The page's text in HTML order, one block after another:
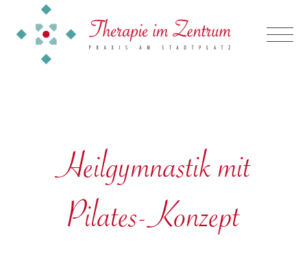
Heilgymnastik mit
Pilates-Konzept